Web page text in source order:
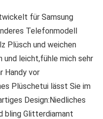
für Samsung
Telefonmodell
Plüsch und weichen
und leicht,fühle mich sehr
Handy vor
Plüschetui lässt Sie im
Design:Niedliches
bling Glitterdiamant